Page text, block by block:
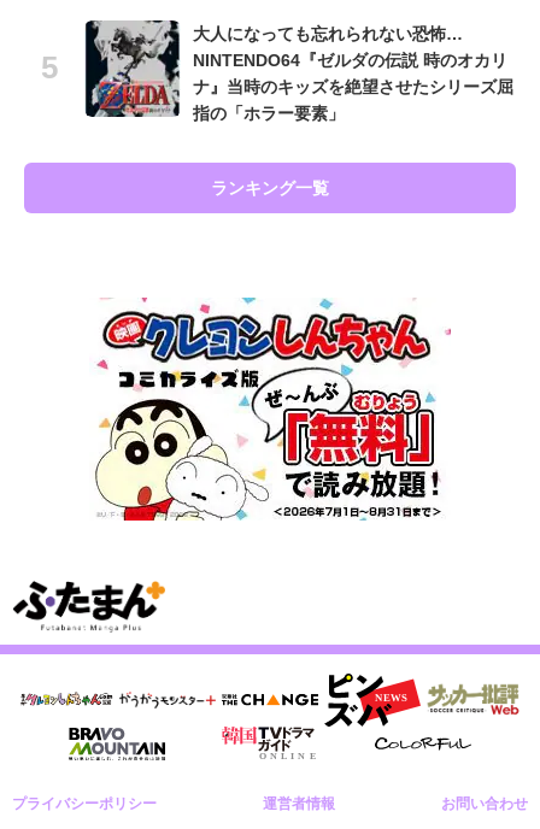
大人になっても忘れられない恐怖…
NINTENDO64『ゼルダの伝説 時のオカリ
ナ』当時のキッズを絶望させたシリーズ屈
指の「ホラー要素」
ランキング一覧
プライバシーポリシー 運営者情報 お問い合わせ